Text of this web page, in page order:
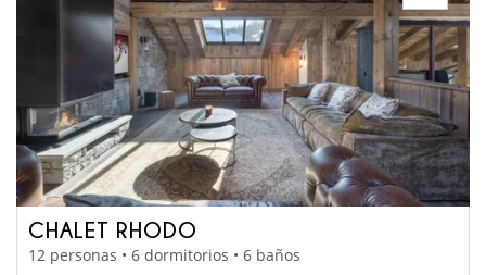
CHALET RHODO
12 personas • 6 dormitorios • 6 baños